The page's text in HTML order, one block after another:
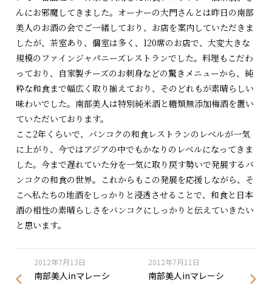
んにお邪魔してきました。オーナーの大門さんとは昨日の南部
美人のお酒の会でご一緒しており、お店を案内していただきま
したが、茶室あり、個室は多く、120席のお店で、大変大きな
規模のファインジャパニーズレストランでした。料理もこだわ
っており、自家製チーズのお刺身などの驚きメニューから、純
粋な和食まで幅広く取り揃えており、そのどれもが素晴らしい
味わいでした。南部美人は特別純米酒と糖類無添加梅酒を置い
ていただいております。
ここ2年くらいで、バンコクの和食レストランのレベルが一気
に上がり、今ではアジアの中でもかなりのレベルになってきま
した。今まで遅れていた分を一気に取り戻す勢いで発展するバ
ンコクの和食の世界。これからもこの発展を応援しながら、そ
こへ私たちの地酒をしっかりと浸透させることで、和食と日本
酒の相性の素晴らしさをバンコクにしっかりと伝えていきたい
と思います。
2012年7月13日
南部美人inマレーシ
2012年7月11日
南部美人inマレーシ